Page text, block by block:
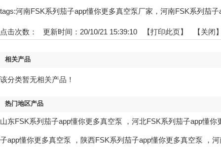
tags:河南FSK系列茄子app懂你更多真空泵厂家，河南FSK系列茄
点击次数： 更新时间：20/10/21 15:39:10 【打印此页】 【关闭
相关产品
该分类暂无相关产品！
热门地区产品
山东FSK系列茄子app懂你更多真空泵 ， 河北FSK系列茄子app懂你
子app懂你更多真空泵 ， 陕西FSK系列茄子app懂你更多真空泵 ， 河